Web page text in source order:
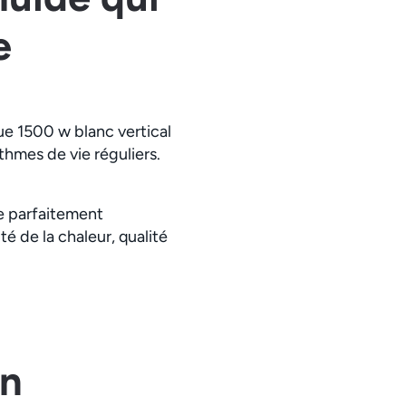
1500 w blanc vertical
de vie réguliers.
parfaitement
de la chaleur, qualité